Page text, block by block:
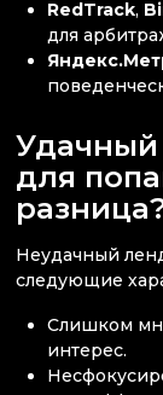
RedTrack,
для
для
Неудачный
следующие
Слишком
интерес.